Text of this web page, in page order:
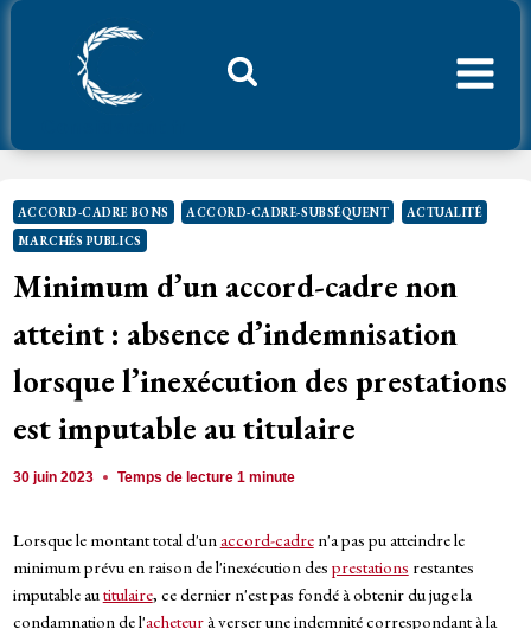
Aller
ACCORD-CADRE BONS ACCORD-CADRE-SUBSÉQUENT
ACTUALITÉ
MARCHÉS PUBLICS
Minimum d’un accord-cadre non
atteint : absence d’indemnisation
lorsque l’inexécution des prestations
est imputable au titulaire
30 juin 2023 Temps de lecture1 minute
Lorsque le montant total d'unaccord-cadren'a pas pu atteindre le
minimum prévu en raison de l'inexécution des prestations restantes
imputable autitulaire, ce dernier n'est pas fondé à obtenir du juge la
condamnation de l'acheteurà verser une indemnité correspondant à la